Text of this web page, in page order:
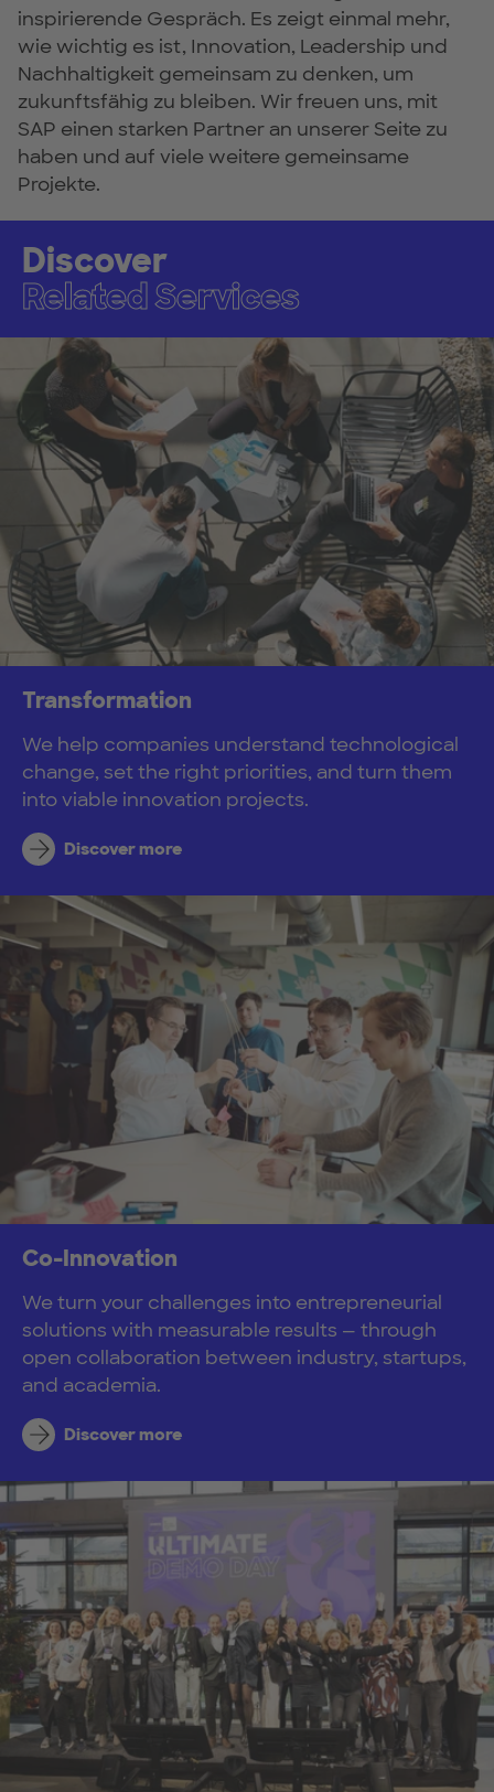
inspirierende Gespräch. Es zeigt einmal mehr,
wie wichtig es ist, Innovation, Leadership und
Nachhaltigkeit gemeinsam zu denken, um
zukunftsfähig zu bleiben. Wir freuen uns, mit
SAP einen starken Partner an unserer Seite zu
haben und auf viele weitere gemeinsame
Projekte.
Discover
Related Services
Transformation
We help companies understand technological
change, set the right priorities, and turn them
into viable innovation projects.
Discover more
Co-Innovation
We turn your challenges into entrepreneurial
solutions with measurable results — through
open collaboration between industry, startups,
and academia.
Discover more